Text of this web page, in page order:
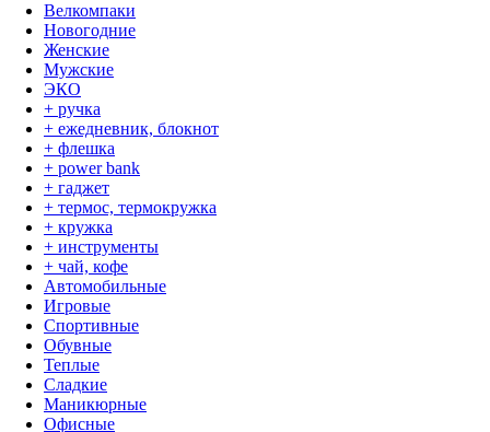
Велкомпаки
Новогодние
Женские
Мужские
ЭКО
+ ручка
+ ежедневник, блокнот
+ флешка
+ power bank
+ гаджет
+ термос, термокружка
+ кружка
+ инструменты
+ чай, кофе
Автомобильные
Игровые
Спортивные
Обувные
Теплые
Сладкие
Маникюрные
Офисные